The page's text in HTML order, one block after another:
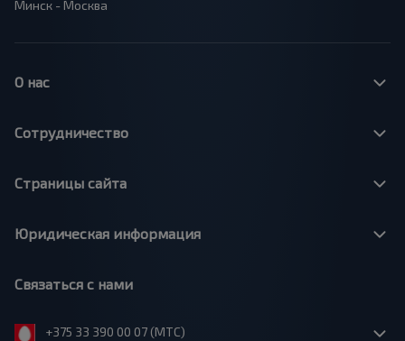
Минск - Москва
О нас
Сотрудничество
Страницы сайта
Юридическая информация
Связаться с нами
+375 33 390 00 07 (МТС)